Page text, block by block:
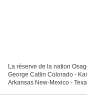
La réserve de la nation
George Catlin Colorado -
Arkansas New-Mexico -